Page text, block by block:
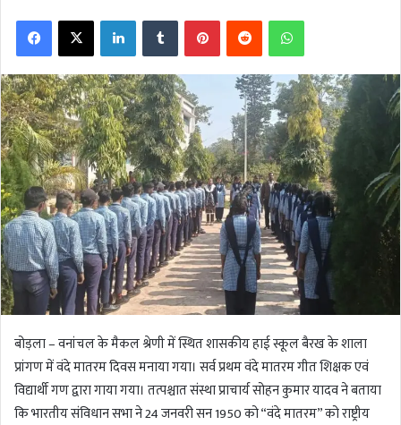
FacebookX LinkedInTumblr PinterestReddit WhatsApp
बोड़ला – वनांचल के मैकल श्रेणी में स्थित शासकीय हाई स्कूल बैरख के शाला
प्रांगण में वंदे मातरम दिवस मनाया गया। सर्व प्रथम वंदे मातरम गीत शिक्षक एवं
विद्यार्थी गण द्वारा गाया गया। तत्पश्चात संस्था प्राचार्य सोहन कुमार यादव ने बताया
कि भारतीय संविधान सभा ने 24 जनवरी सन 1950 को “वंदे मातरम” को राष्ट्रीय